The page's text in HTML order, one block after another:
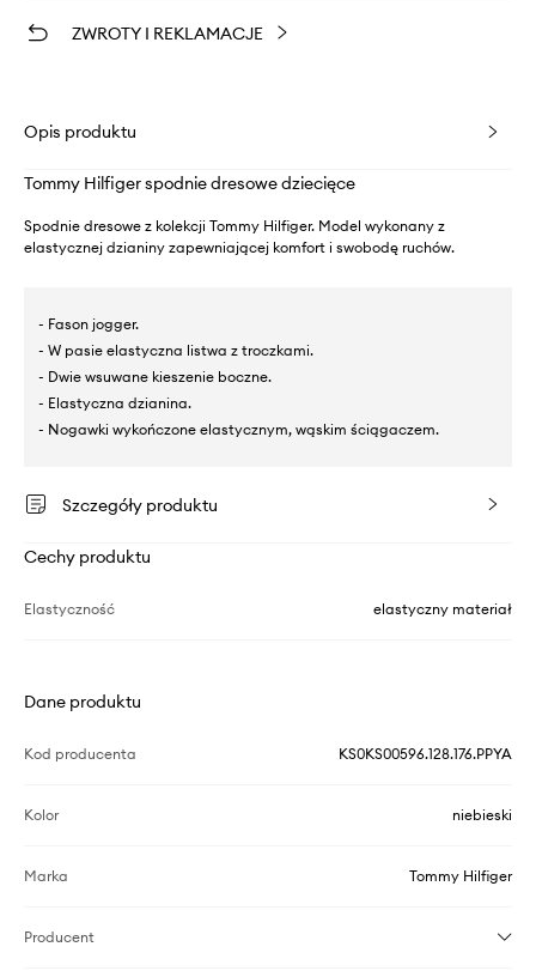
ZWROTY I REKLAMACJE
Opis produktu
Tommy Hilfiger spodnie dresowe dziecięce
Spodnie dresowe z kolekcji Tommy Hilfiger. Model wykonany z
elastycznej dzianiny zapewniającej komfort i swobodę ruchów.
- Fason jogger.
- W pasie elastyczna listwa z troczkami.
- Dwie wsuwane kieszenie boczne.
- Elastyczna dzianina.
- Nogawki wykończone elastycznym, wąskim ściągaczem.
Szczegóły produktu
Cechy produktu
Elastyczność elastyczny materiał
Dane produktu
Kod producenta KS0KS00596.128.176.PPYA
Kolor niebieski
Marka Tommy Hilfiger
Producent